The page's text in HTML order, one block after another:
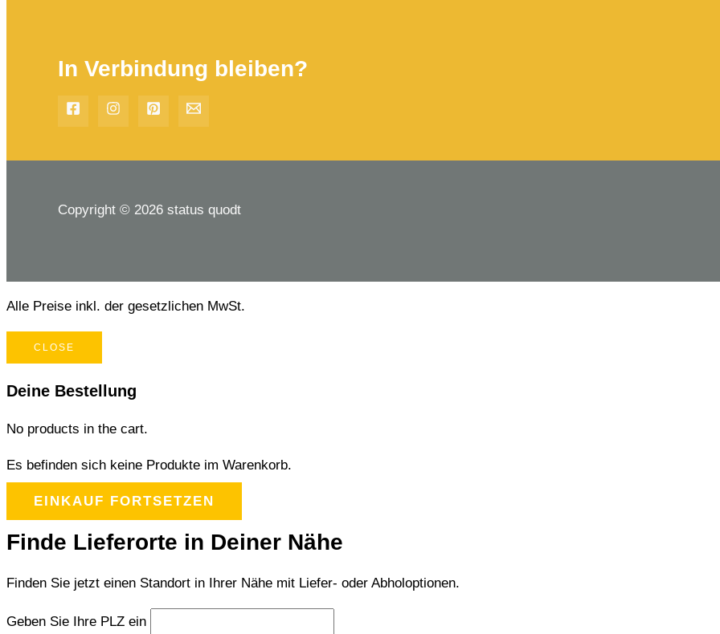
In Verbindung bleiben?
Copyright © 2026 status quodt
Alle Preise inkl. der gesetzlichen MwSt.
CLOSE
Deine Bestellung
No products in the cart.
Es befinden sich keine Produkte im Warenkorb.
EINKAUF FORTSETZEN
Finde Lieferorte in Deiner Nähe
Finden Sie jetzt einen Standort in Ihrer Nähe mit Liefer- oder Abholoptionen.
Geben Sie Ihre PLZ ein